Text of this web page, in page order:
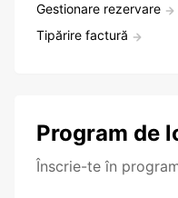
Gestionare rezervare
Tipărire factură
Program de
Înscrie-te în